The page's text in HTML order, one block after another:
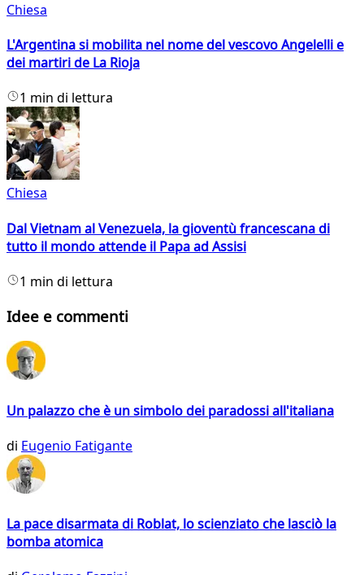
Chiesa
L'Argentina si mobilita nel nome del vescovo Angelelli e
dei martiri de La Rioja
1 min di lettura
Chiesa
Dal Vietnam al Venezuela, la gioventù francescana di
tutto il mondo attende il Papa ad Assisi
1 min di lettura
Idee e commenti
Un palazzo che è un simbolo dei paradossi all'italiana
di Eugenio Fatigante
La pace disarmata di Roblat, lo scienziato che lasciò la
bomba atomica